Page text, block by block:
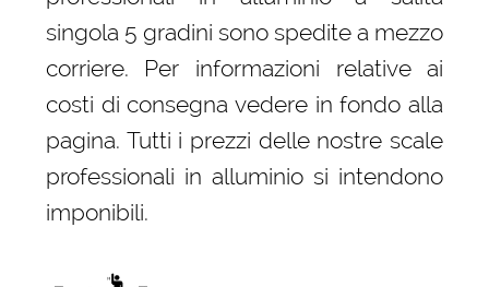
singola 5 gradini sono spedite a mezzo
corriere. Per informazioni relative ai
costi di consegna vedere in fondo alla
pagina. Tutti i prezzi delle nostre scale
professionali in alluminio si intendono
imponibili.